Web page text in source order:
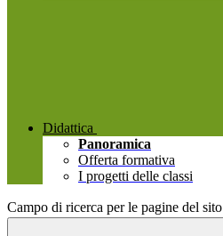
Didattica
Panoramica
Offerta formativa
I progetti delle classi
Campo di ricerca per le pagine del sito